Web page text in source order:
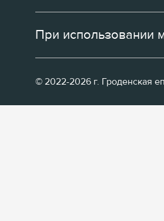
При использовании
© 2022-2026 г. Гроденская